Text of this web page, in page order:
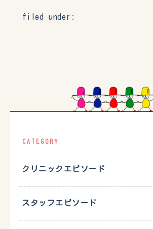
filed under:
CATEGORY
クリニックエピソード
スタッフエピソード